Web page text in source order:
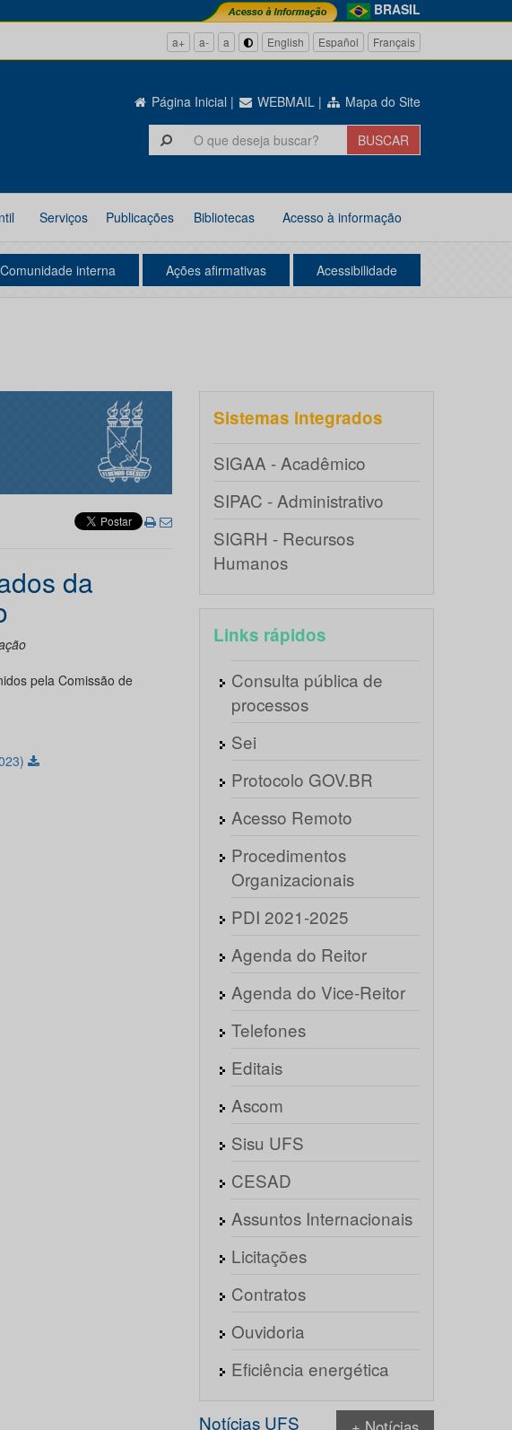
BRASIL
a+ a- a English Español Français
Página Inicial | WEBMAIL | Mapa do Site
Serviços Publicações Bibliotecas Acesso à informação
Comunidade interna Ações afirmativas Acessibilidade
da
pela Comissão de
Sistemas integrados
SIGAA - Acadêmico
SIPAC - Administrativo
SIGRH - Recursos
Humanos
Links rápidos
Consulta pública de
processos
Sei
Protocolo GOV.BR
Acesso Remoto
Procedimentos
Organizacionais
PDI 2021-2025
Agenda do Reitor
Agenda do Vice-Reitor
Telefones
Editais
Ascom
Sisu UFS
CESAD
Assuntos Internacionais
Licitações
Contratos
Ouvidoria
Eficiência energética
Notícias UFS